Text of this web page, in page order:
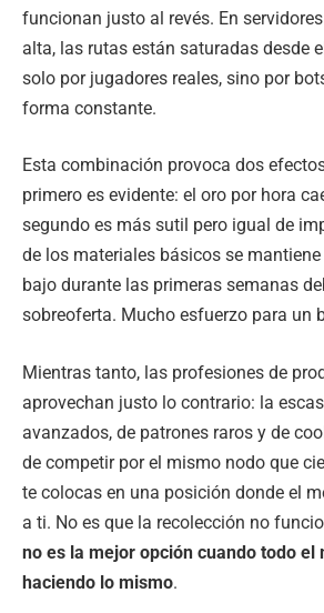
funcionan justo al revés. En
alta, las rutas están saturadas desde
solo por jugadores reales, sino por
forma constante.
Esta combinación provoca dos
primero es evidente: el oro por hora
segundo es más sutil pero igual de
de los materiales básicos se
bajo durante las primeras semanas
sobreoferta. Mucho esfuerzo para un
Mientras tanto, las profesiones de
aprovechan justo lo contrario: la
avanzados, de patrones raros y de
de competir por el mismo nodo que
te colocas en una posición donde el
a ti. No es que la recolección no
no es la mejor opción cuando todo el
haciendo lo mismo.